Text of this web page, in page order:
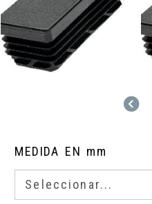
MEDIDA EN mm